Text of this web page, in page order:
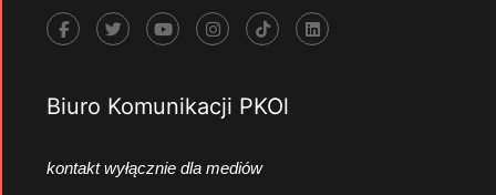
Biuro Komunikacji PKOl
kontakt wyłącznie dla mediów